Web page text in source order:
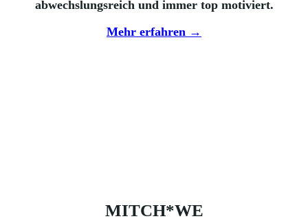
abwechslungsreich und immer top motiviert.
Mehr erfahren →
MITCH*WE